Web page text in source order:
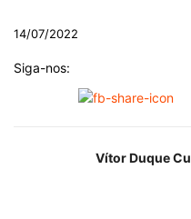
14/07/2022
Siga-nos:
Vítor Duque